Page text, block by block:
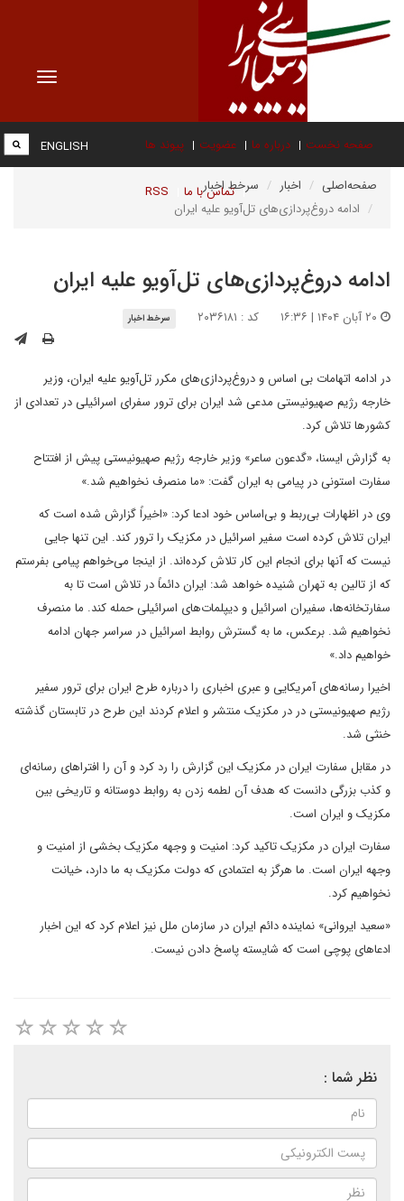
Toggle
صفحه نخست درباره ما عضویت پیوند ها
تماس با ما RSS
ENGLISH
صفحه‌اصلی اخبار
سرخط اخبار
ادامه دروغ‌پردازی‌های تل‌آویو علیه ایران
ادامه دروغ‌پردازی‌های تل‌آویو علیه ایران
کد : ۲۰۳۶۱۸۱ سرخط اخبار
در ادامه اتهامات بی اساس و دروغ‌پردازی‌های مکرر تل‌آویو علیه ایران، وزیر
خارجه رژیم صهیونیستی مدعی شد ایران برای ترور سفرای اسرائیلی در تعدادی از
کشورها تلاش کرد.
به گزارش ایسنا، «گدعون ساعر» وزیر خارجه رژیم صهیونیستی پیش از افتتاح
سفارت استونی در پیامی به ایران گفت: «ما منصرف نخواهیم شد.»
وی در اظهارات بی‌ربط و بی‌اساس خود ادعا کرد: «اخیراً گزارش شده است که
ایران تلاش کرده است سفیر اسرائیل در مکزیک را ترور کند. این تنها جایی
نیست که آنها برای انجام این کار تلاش کرده‌اند. از اینجا می‌خواهم پیامی بفرستم
که از تالین به تهران شنیده خواهد شد: ایران دائماً در تلاش است تا به
سفارتخانه‌ها، سفیران اسرائیل و دیپلمات‌های اسرائیلی حمله کند. ما منصرف
نخواهیم شد. برعکس، ما به گسترش روابط اسرائیل در سراسر جهان ادامه
خواهیم داد.»
اخیرا رسانه‌های آمریکایی و عبری اخباری را درباره طرح ایران برای ترور سفیر
رژیم صهیونیستی در در مکزیک منتشر و اعلام کردند این طرح در تابستان گذشته
خنثی شد.
در مقابل سفارت ایران در مکزیک این گزارش را رد کرد و آن را افتراهای رسانه‌ای
و کذب بزرگی دانست که هدف آن لطمه زدن به روابط دوستانه و تاریخی بین
مکزیک و ایران است.
سفارت ایران در مکزیک تاکید کرد: امنیت و وجهه مکزیک بخشی از امنیت و
وجهه ایران است. ما هرگز به اعتمادی که دولت مکزیک به ما دارد، خیانت
نخواهیم کرد.
«سعید ایروانی» نماینده دائم ایران در سازمان ملل نیز اعلام کرد که این اخبار
ادعاهای پوچی است که شایسته پاسخ دادن نیست.
نظر شما :